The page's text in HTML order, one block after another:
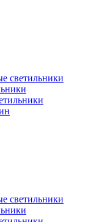
светильники
светильники